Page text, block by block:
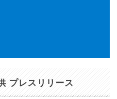
プレスリリース